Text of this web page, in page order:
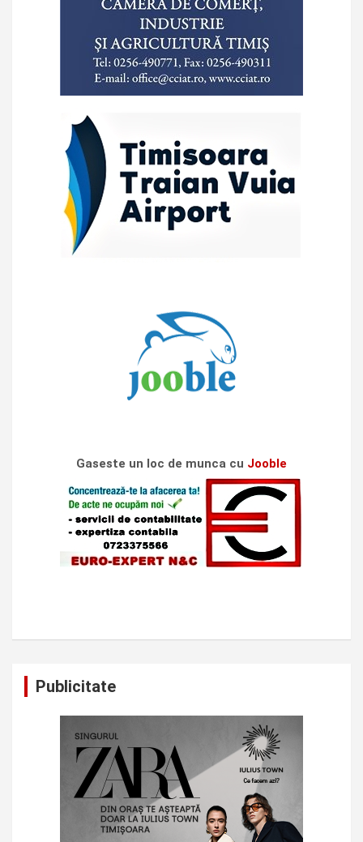
Gaseste un loc de munca cu Jooble
Publicitate